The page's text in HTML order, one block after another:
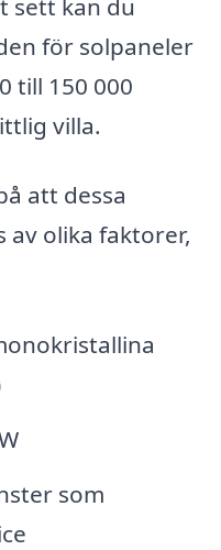
sett kan du
för solpaneler
till 150 000
villa.
att dessa
av olika faktorer,
som